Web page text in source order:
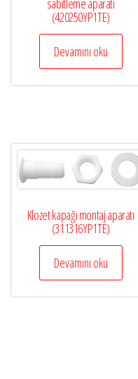
sabitleme aparatı
(420250YP1TE)
Devamını oku
Klozet kapağı montaj aparatı
(311316YP1TE)
Devamını oku